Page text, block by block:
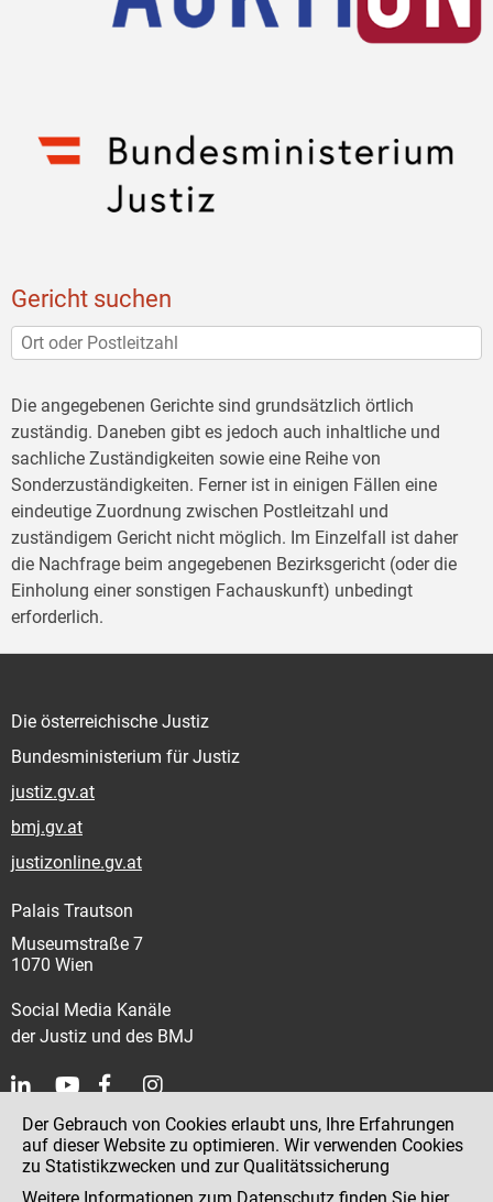
Gericht suchen
Die angegebenen Gerichte sind grundsätzlich örtlich
zuständig. Daneben gibt es jedoch auch inhaltliche und
sachliche Zuständigkeiten sowie eine Reihe von
Sonderzuständigkeiten. Ferner ist in einigen Fällen eine
eindeutige Zuordnung zwischen Postleitzahl und
zuständigem Gericht nicht möglich. Im Einzelfall ist daher
die Nachfrage beim angegebenen Bezirksgericht (oder die
Einholung einer sonstigen Fachauskunft) unbedingt
erforderlich.
Die österreichische Justiz
Bundesministerium für Justiz
justiz.gv.at
bmj.gv.at
justizonline.gv.at
Palais Trautson
Museumstraße 7
1070 Wien
Social Media Kanäle
der Justiz und des BMJ
Kontakt
Impressum
Der Gebrauch von Cookies erlaubt uns, Ihre Erfahrungen
auf dieser Website zu optimieren. Wir verwenden Cookies
zu Statistikzwecken und zur Qualitätssicherung